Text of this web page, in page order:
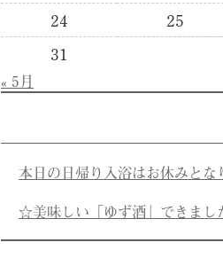
24
25
31
« 5月
本日の日帰り入浴はお休みとな
☆美味しい「ゆず酒」できま